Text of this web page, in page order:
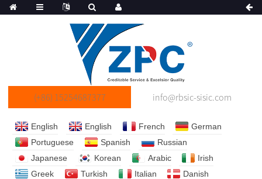
(+86) 15254687377 info@rbsic-sisic.com
English English French
German
Portuguese
Spanish
Russian
Japanese
Korean Arabic
Irish
Greek
Turkish Italian
Danish